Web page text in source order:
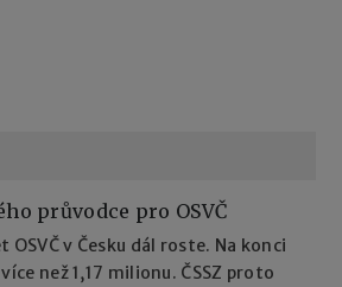
průvodce pro OSVČ
OSVČ v Česku dál roste. Na konci
než 1,17 milionu. ČSSZ proto